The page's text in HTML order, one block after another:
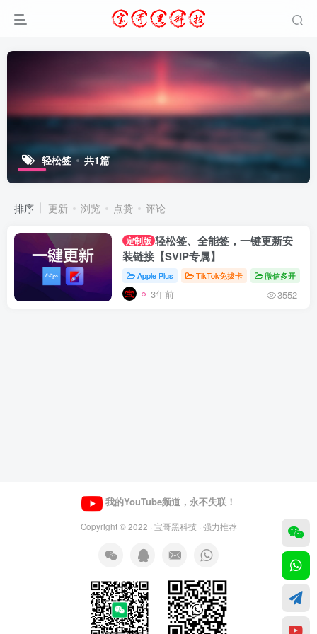
轻松签 共1篇
排序 更新 浏览 点赞 评论
定制版 轻松签、全能签，一键更新安
装链接【SVIP专属】
Apple Plus TikTok免拔卡 微信多开
3年前 3552
我的YouTube频道，永不失联！
Copyright © 2022 · 宝哥黑科技 · 强力推荐